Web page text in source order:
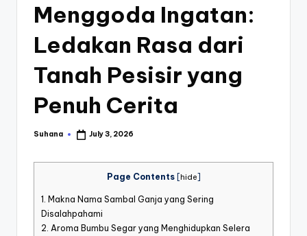
Menggoda Ingatan:
Ledakan Rasa dari
Tanah Pesisir yang
Penuh Cerita
Posted
Suhana July 3, 2026
Page Contents [hide]
1. Makna Nama Sambal Ganja yang Sering
Disalahpahami
2. Aroma Bumbu Segar yang Menghidupkan Selera